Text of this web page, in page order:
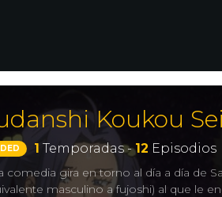
Koukou
1 Temporadas -12 Episodios
comedia gira en torno al día a día de
masculino a fujoshi) al que le